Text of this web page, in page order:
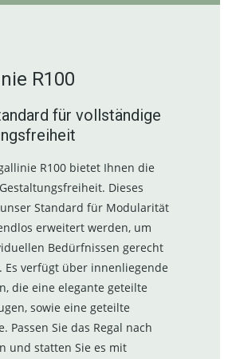
R100
für vollständige
R100 bietet Ihnen die
Dieses
Standard für Modularität
erweitert werden, um
Bedürfnissen gerecht
Es verfügt über innenliegende
die eine elegante geteilte
sowie eine geteilte
Passen Sie das Regal nach
und statten Sie es mit